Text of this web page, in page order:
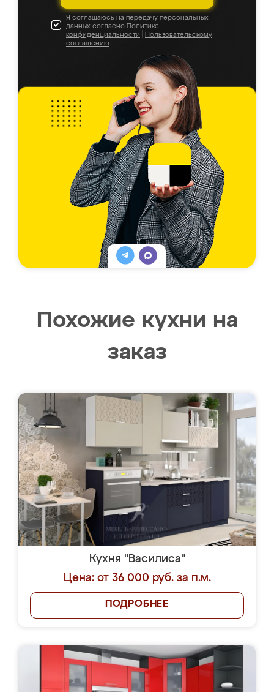
Я соглашаюсь на передачу персональных
данных согласно Политике
конфиденциальности
Пользовательскому
соглашению
Похожие кухни на
заказ
Кухня "Василиса"
Цена: от 36 000 руб. за п.м.
ПОДРОБНЕЕ